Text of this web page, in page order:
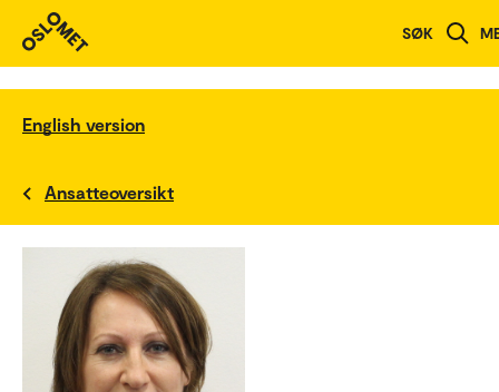
SØK
English version
Ansatteoversikt